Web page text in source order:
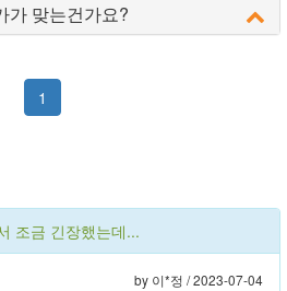
가 맞는건가요?
1
조금 긴장했는데...
by 이*정 /2023-07-04